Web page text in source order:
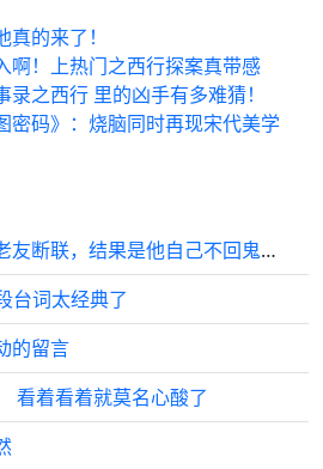
的来了！
啊！上热门之西行探案真带感
之西行 里的凶手有多难猜！
密码》：烧脑同时再现宋代美学
炎亚纶大吐苦水称跟老友断联，结果是他自己不回鬼鬼消息！
台词太经典了
的留言
看着看着就莫名心酸了